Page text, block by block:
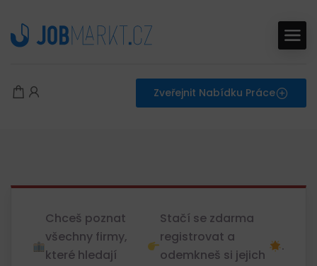
Zveřejnit Nabídku Práce
Chceš poznat
všechny firmy,
které hledají
Stačí se zdarma
registrovat a
odemkneš si jejich
.